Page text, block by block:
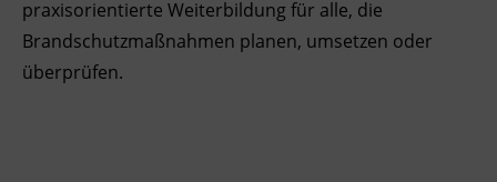
Ingenieurzertifizierung
Deutsch und Integration
BFI Reutte
praxisorientierte Weiterbildung für alle, die
Brandschutzmaßnahmen planen, umsetzen oder
überprüfen.